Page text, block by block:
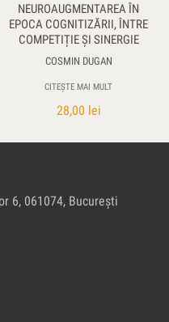
NEUROAUGMENTAREA ÎN
EPOCA COGNITIZĂRII, ÎNTRE
COMPETIȚIE ȘI SINERGIE
COSMIN DUGAN
CITEȘTE MAI MULT
28,00 lei
6, 061074, Bucureşti